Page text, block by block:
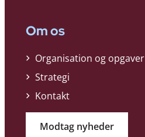
Om os
Organisation og opgaver
Strategi
Kontakt
Modtag nyheder